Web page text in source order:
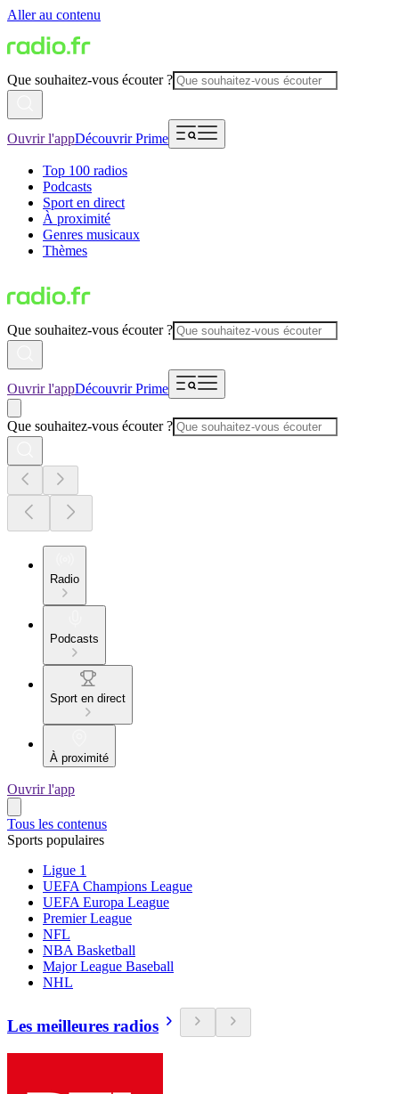
Aller au contenu
Que souhaitez-vous écouter ?
Ouvrir l'appDécouvrir Prime
Top 100 radios
Podcasts
Sport en direct
À proximité
Genres musicaux
Thèmes
Que souhaitez-vous écouter ?
Ouvrir l'appDécouvrir Prime
Que souhaitez-vous écouter ?
Radio
Podcasts
Sport en direct
À proximité
Ouvrir l'app
Tous les contenus
Sports populaires
Ligue 1
UEFA Champions League
UEFA Europa League
Premier League
NFL
NBA Basketball
Major League Baseball
NHL
Les meilleures radios